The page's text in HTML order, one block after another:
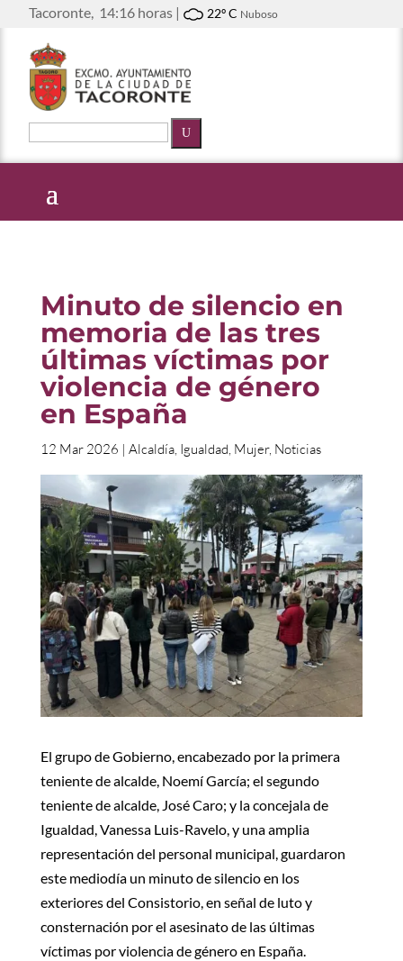
Tacoronte, 14:16 horas | 22º C Nuboso
U
Minuto de silencio en
memoria de las tres
últimas víctimas por
violencia de género
en España
12 Mar 2026 | Alcaldía, Igualdad, Mujer, Noticias
El grupo de Gobierno, encabezado por la primera
teniente de alcalde, Noemí García; el segundo
teniente de alcalde, José Caro; y la concejala de
Igualdad, Vanessa Luis-Ravelo, y una amplia
representación del personal municipal, guardaron
este mediodía un minuto de silencio en los
exteriores del Consistorio, en señal de luto y
consternación por el asesinato de las últimas
víctimas por violencia de género en España.